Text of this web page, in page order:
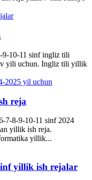
10-11 sinf ingliz tili
yili uchun. Ingliz tili yillik
reja
7-8-9-10-11 sinf 2024
yillik ish reja.
yillik...
yillik ish rejalar